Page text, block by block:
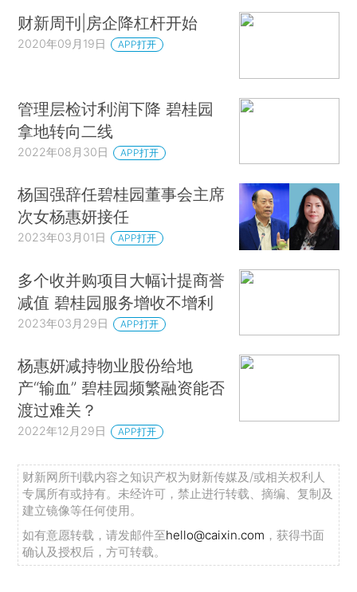
财新周刊|房企降杠杆开始
2020年09月19日 APP打开
管理层检讨利润下降 碧桂园
拿地转向二线
2022年08月30日 APP打开
杨国强辞任碧桂园董事会主席
次女杨惠妍接任
2023年03月01日 APP打开
多个收并购项目大幅计提商誉
减值 碧桂园服务增收不增利
2023年03月29日 APP打开
杨惠妍减持物业股份给地
产“输血” 碧桂园频繁融资能否
渡过难关？
2022年12月29日 APP打开
财新网所刊载内容之知识产权为财新传媒及/或相关权利人
专属所有或持有。未经许可，禁止进行转载、摘编、复制及
建立镜像等任何使用。
如有意愿转载，请发邮件至hello@caixin.com ，获得书面
确认及授权后，方可转载。